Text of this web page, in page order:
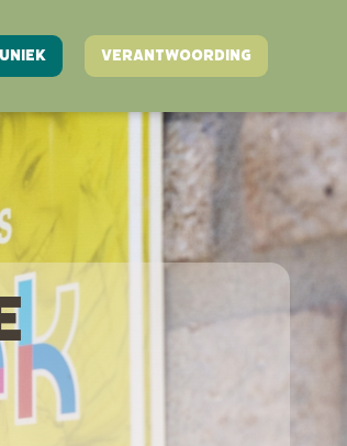
VERANTWOORDING